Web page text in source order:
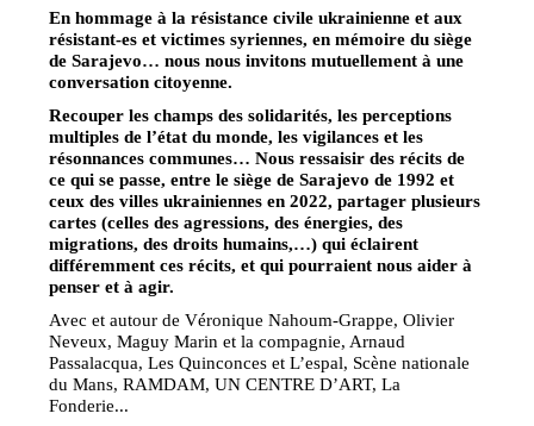
En hommage à la résistance civile ukrainienne et aux
résistant-es et victimes syriennes, en mémoire du siège
de Sarajevo… nous nous invitons mutuellement à une
conversation citoyenne.
Recouper les champs des solidarités, les perceptions
multiples de l’état du monde, les vigilances et les
résonnances communes… Nous ressaisir des récits de
ce qui se passe, entre le siège de Sarajevo de 1992 et
ceux des villes ukrainiennes en 2022, partager plusieurs
cartes (celles des agressions, des énergies, des
migrations, des droits humains,…) qui éclairent
différemment ces récits, et qui pourraient nous aider à
penser et à agir.
Avec et autour de Véronique Nahoum-Grappe, Olivier
Neveux, Maguy Marin et la compagnie, Arnaud
Passalacqua, Les Quinconces et L’espal, Scène nationale
du Mans, RAMDAM, UN CENTRE D’ART, La
Fonderie...